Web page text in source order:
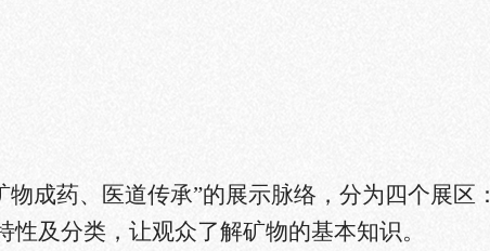
成药、医道传承”的展示脉络，分为四个展区：
及分类，让观众了解矿物的基本知识。